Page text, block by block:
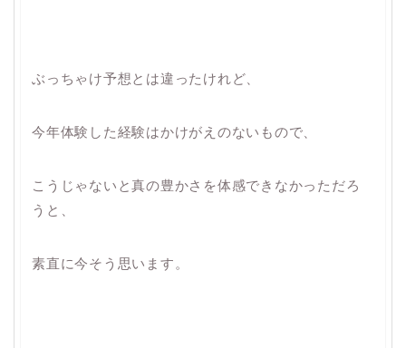
ぶっちゃけ予想とは違ったけれど、
今年体験した経験はかけがえのないもので、
こうじゃないと真の豊かさを体感できなかっただろ
うと、
素直に今そう思います。